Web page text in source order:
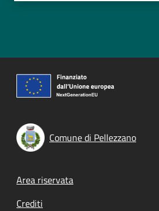
Comune di Pellezzano
Footer menu
Area riservata
Crediti